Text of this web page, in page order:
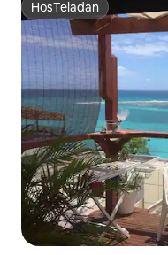
HosTeladan
HosTeladan